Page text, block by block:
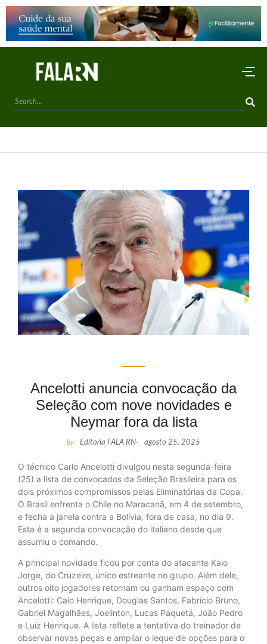
Ancelotti anuncia convocação da
Seleção com nove novidades e
Neymar fora da lista
by Editoria FALA RN- agosto 25, 2025
O técnico Carlo Ancelotti divulgou nesta segunda-feira
(25) a lista de convocados da Seleção Brasileira para os
dois próximos compromissos pelas Eliminatórias da Copa.
O Brasil enfrenta o Chile no Maracanã, em 4 de setembro,
e fecha a janela contra a Bolívia, fora de casa, no dia 9.
Esta é a segunda convocação do italiano desde que
assumiu o comando.
A principal novidade ficou por conta do atacante Kaio
Jorge, do Cruzeiro, único estreante no grupo. Além dele,
outros oito jogadores retornam ou ganham espaço com
Ancelotti: Caio Henrique, Douglas Santos, Fabrício Bruno,
Gabriel Magalhães, Joelinton, Lucas Paquetá, João Pedro
e Luiz Henrique. A lista reflete a tentativa do treinador de
observar novas peças e ampliar o leque de opções para o